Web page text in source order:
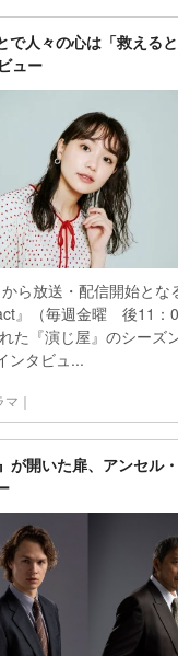
で人々の心は「救える
ュー
ら放送・配信開始とな
』（毎週金曜 後11：
た『演じ屋』のシーズ
ンタビュ...
マ｜
が開いた扉、アンセル